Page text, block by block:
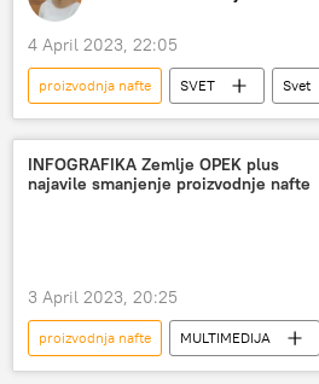
4 April 2023, 22:05
proizvodnja nafte SVET
Svet
Svet – ekonomija
OPEK plus
cena nafte
INFOGRAFIKA Zemlje OPEK plus
najavile smanjenje proizvodnje nafte
3 April 2023, 20:25
proizvodnja nafte
MULTIMEDIJA
Multimedija
Infografika